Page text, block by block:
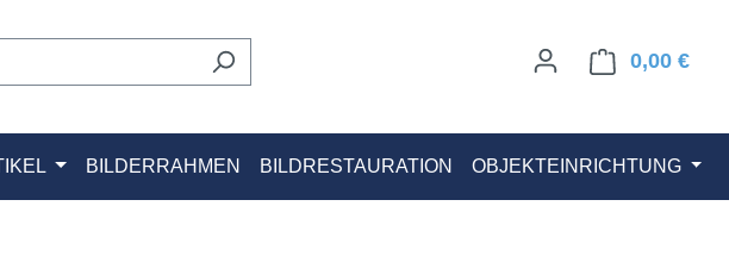
0,00 €
BILDERRAHMEN BILDRESTAURATION OBJEKTEINRICHTUNG